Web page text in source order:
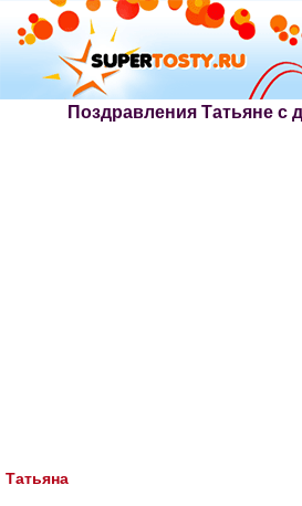
Поздравления Татьяне с
Татьяна